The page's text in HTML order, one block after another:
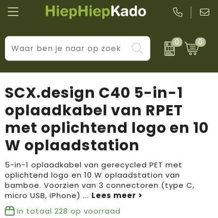
0 0
Kantoor & schrijfwaren
Wellness & verzorging
Tassen & reizen
Huis, tuin & keuken
Elektronica & gadgets
Kleding & accessoires
Sport & vrije tijd
Levensstijl
Prijs & impact
BIC
Boska
Brandflavours
Camelbak
Janzen
JBL
LogoSeat
SCX.design C40 5-in-1
oplaadkabel van RPET
met oplichtend logo en 10
W oplaadstation
5-in-1 oplaadkabel van gerecycled PET met
oplichtend logo en 10 W oplaadstation van
bamboe. Voorzien van 3 connectoren (type C,
micro USB, iPhone) ...
In totaal 228 op voorraad